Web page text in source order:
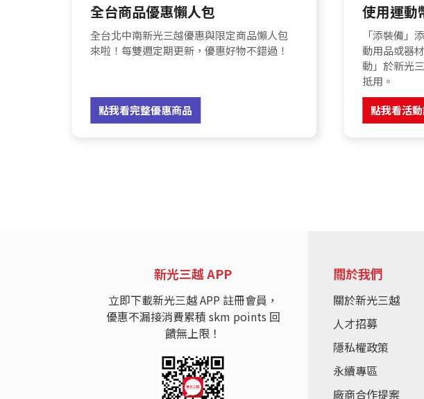
全台商品優惠懶人包
全台北中南新光三越優惠與限定商品懶人包
來啦！每雙週定期更新，優惠好物不錯過！
點我看完整優惠商品
使用運動
「添裝備」
動用品或器
動」於新光
抵用。
點我看活
新光三越 APP
立即下載新光三越 APP 註冊會員，
優惠不漏接消費累積 skm points 回
饋無上限！
關於我們
關於新光三越
人才招募
隱私權政策
永續專區
廠商合作提案